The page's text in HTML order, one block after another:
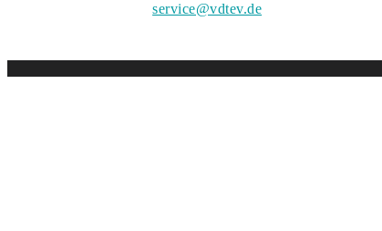
service@vdtev.de